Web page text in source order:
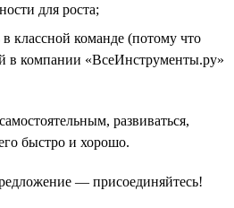
для роста;
классной команде (потому что
в компании «ВсеИнструменты.ру»
развиваться,
быстро и хорошо.
— присоединяйтесь!